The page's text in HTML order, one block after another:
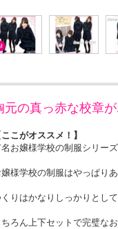
元の真っ赤な校章
ここがオススメ！】
お嬢様学校の制服シリー
嬢様学校の制服はやっぱり
りはかなりしっかりとし
ちろん上下セットで完璧な